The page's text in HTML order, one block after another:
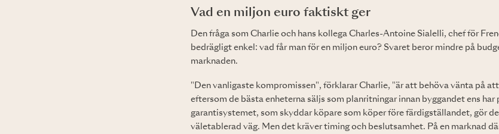
Vad en miljon euro faktiskt ger
Den fråga som Charlie och hans kollega Charles-Antoine Sialelli, chef för
bedrägligt enkel: vad får man för en miljon euro? Svaret beror mindre på
marknaden.
"Den vanligaste kompromissen", förklarar Charlie, "är att behöva vänta på
eftersom de bästa enheterna säljs som planritningar innan byggandet ens
garantisystemet, som skyddar köpare som köper före färdigställandet, gör
väletablerad väg. Men det kräver timing och beslutsamhet. På en marknad